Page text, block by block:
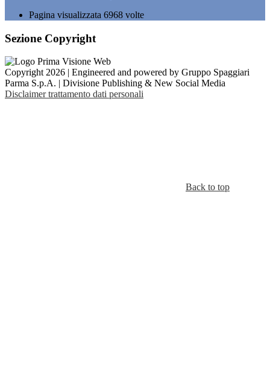
Pagina visualizzata 6968 volte
Sezione Copyright
Copyright 2026 | Engineered and powered by Gruppo Spaggiari
Parma S.p.A. | Divisione Publishing & New Social Media
Disclaimer trattamento dati personali
Back to top